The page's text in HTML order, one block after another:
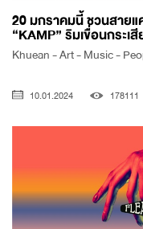
20 มกราคมนี้ ชวนสายแ
“KAMP” ริมเขื่อนกระเ
Khuean - Art - Music -
10.01.2024 178111